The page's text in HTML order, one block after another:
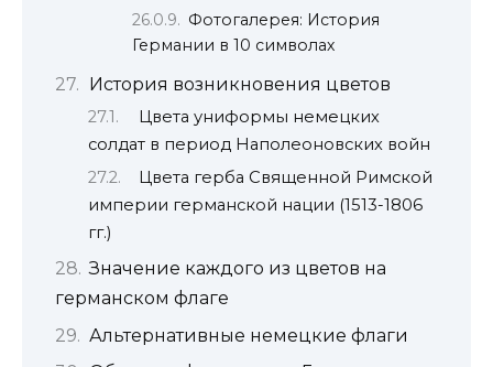
Фотогалерея: История
Германии в 10 символах
История возникновения цветов
Цвета униформы немецких
солдат в период Наполеоновских войн
Цвета герба Священной Римской
империи германской нации (1513-1806
гг.)
Значение каждого из цветов на
германском флаге
Альтернативные немецкие флаги